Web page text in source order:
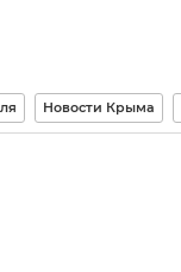
Новости Крыма